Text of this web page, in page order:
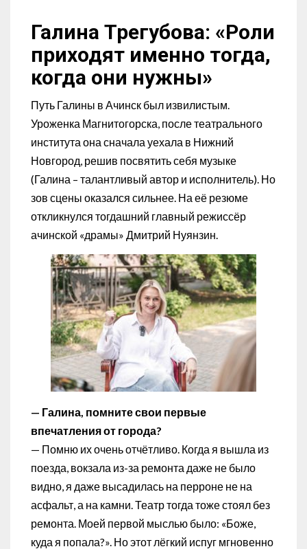
Галина Трегубова: «Роли
приходят именно тогда,
когда они нужны»
Путь Галины в Ачинск был извилистым.
Уроженка Магнитогорска, после театрального
института она сначала уехала в Нижний
Новгород, решив посвятить себя музыке
(Галина – талантливый автор и исполнитель). Но
зов сцены оказался сильнее. На её резюме
откликнулся тогдашний главный режиссёр
ачинской «драмы» Дмитрий Нуянзин.
— Галина, помните свои первые
впечатления от города?
— Помню их очень отчётливо. Когда я вышла из
поезда, вокзала из-за ремонта даже не было
видно, я даже высадилась на перроне не на
асфальт, а на камни. Театр тогда тоже стоял без
ремонта. Моей первой мыслью было: «Боже,
куда я попала?». Но этот лёгкий испуг мгновенно